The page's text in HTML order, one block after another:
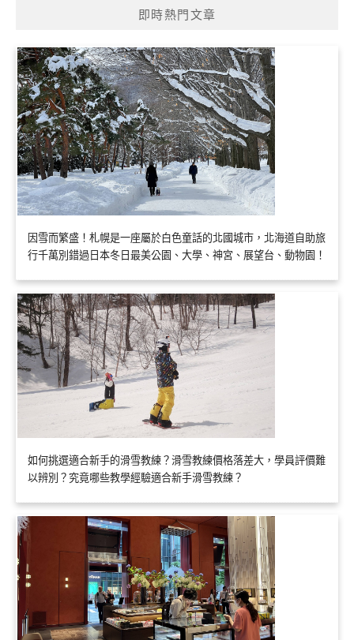
即時熱門文章
因雪而繁盛！札幌是一座屬於白色童話的北國城市，北海道自助旅
行千萬別錯過日本冬日最美公園、大學、神宮、展望台、動物園！
如何挑選適合新手的滑雪教練？滑雪教練價格落差大，學員評價難
以辨別？究竟哪些教學經驗適合新手滑雪教練？